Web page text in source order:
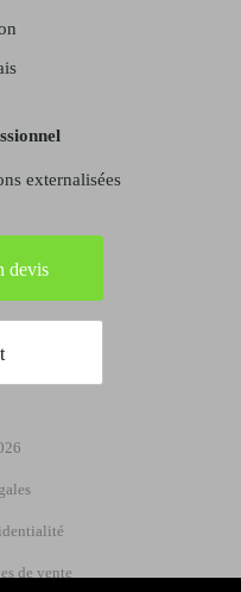
externalisées
devis
de vente